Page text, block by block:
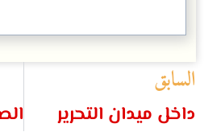
السابق
داخل ميدان التحرير